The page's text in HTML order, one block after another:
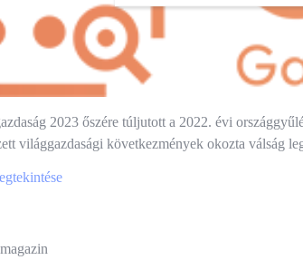
2023 őszére túljutott a 2022. évi
világgazdasági következmények okozta válság